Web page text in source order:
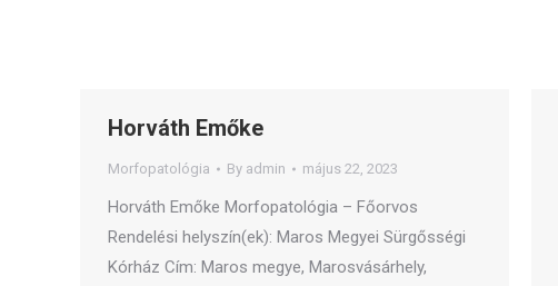
Horváth Emőke
Morfopatológia By admin május 22, 2023
Horváth Emőke Morfopatológia – Főorvos
Rendelési helyszín(ek): Maros Megyei Sürgősségi
Kórház Cím: Maros megye, Marosvásárhely,